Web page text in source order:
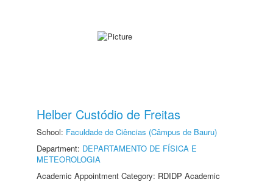
Helber Custódio de Freitas
School: Faculdade de Ciências (Câmpus de Bauru)
Department: DEPARTAMENTO DE FÍSICA E
METEOROLOGIA
Academic Appointment Category: RDIDP Academic